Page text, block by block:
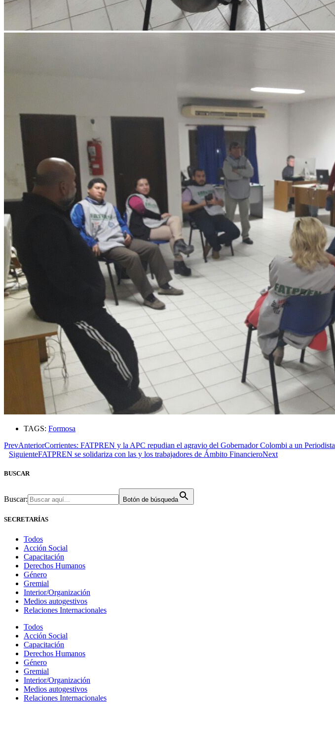
TAGS: Formosa
PrevAnteriorCorrientes: FATPREN y la APC repudian el agravio del Gobernador Colombi a un Periodista
SiguienteFATPREN se solidariza con las y los trabajadores de Ámbito FinancieroNext
BUSCAR
Buscar: Botón de búsqueda
SECRETARÍAS
Todos
Acción Social
Capacitación
Derechos Humanos
Género
Gremial
Interior/Organización
Medios autogestivos
Relaciones Internacionales
Todos
Acción Social
Capacitación
Derechos Humanos
Género
Gremial
Interior/Organización
Medios autogestivos
Relaciones Internacionales